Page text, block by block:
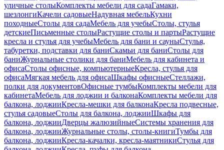
уличные столыКомплекты мебели для садаГамаки,
шезлонгиКачели садовыеНадувная мебельКухни
походныеСтолы для садаМебель для учебыСтолы, стулья
детскиеПисьменные столыРастущие столы и партыРастущие
кресла и стулья для учебыМебель для бани и сауныСтулья,
табуретки, подставки для баниСкамьи для баниСтолы для
баниЖурнальные столики для баниМебель для кабинета и
офисаСтолы офисные, компьютерныеКресла, стулья для
офисаМягкая мебель для офисаШкафы офисныеСтеллажи,
полки для документовОфисные тумбыКомплекты мебели для
кабинетаМебель для лоджии и балконаКомплекты мебели для
балкона, лоджииКресла-мешки для балконаКресла подвесные,
стулья садовыеСтолы для балкона, лоджииШкафы для
балкона, лоджииДверцы жалюзийныеСистемы хранения для
балкона, лоджииЖурнальные столы, столы-книгиТумбы для
балкона, лоджииКресла-качалки, кресла-маятникиСтулья для